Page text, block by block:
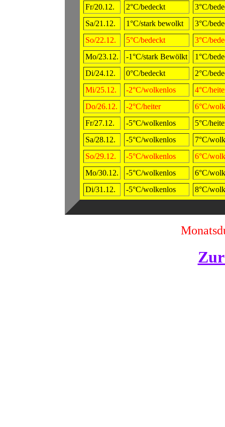
Fr/20.12.
2°C/bedeckt
3°C/
Sa/21.12.
1°C/stark bewolkt
3°C/
So/22.12.
5°C/bedeckt
3°C/
Mo/23.12.
-1°C/stark Bewölkt
1°C/
Di/24.12.
0°C/bedeckt
2°C/
Mi/25.12.
-2°C/wolkenlos
4°C/
Do/26.12.
-2°C/heiter
6°C/
Fr/27.12.
-5°C/wolkenlos
5°C/
Sa/28.12.
-5°C/wolkenlos
7°C/
So/29.12.
-5°C/wolkenlos
6°C/
Mo/30.12.
-5°C/wolkenlos
6°C/
Di/31.12.
-5°C/wolkenlos 8°C/